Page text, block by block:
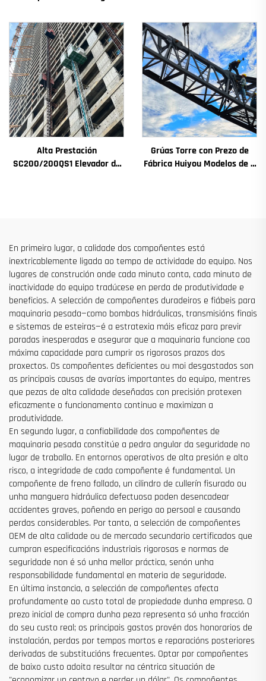
Cambios Motor de
Engranaxes Coxinetes
Principais
de Edificios e Pozo de
Ascensor para Alxeria
Alta Prestación
SC200/200QS1 Elevador de
Grúas Torre con Prezo de
Fábrica Huiyou Modelos de 4
En primeiro lugar, a calidade dos compoñentes está
inextricablemente ligada ao tempo de actividade do equipo. Nos
lugares de construción onde cada minuto conta, cada minuto de
inactividade do equipo tradúcese en perda de produtividade e
beneficios. A selección de compoñentes duradeiros e fiábeis para
maquinaria pesada—como bombas hidráulicas, transmisións finais
e sistemas de esteiras—é a estratexia máis eficaz para previr
paradas inesperadas e asegurar que a maquinaria funcione coa
máxima capacidade para cumprir os rigorosos prazos dos
proxectos. Os compoñentes deficientes ou moi desgastados son
as principais causas de avarías importantes do equipo, mentres
que pezas de alta calidade deseñadas con precisión protexen
eficazmente o funcionamento continuo e maximizan a
produtividade.
En segundo lugar, a confiabilidade dos compoñentes de
maquinaria pesada constitúe a pedra angular da seguridade no
lugar de traballo. En entornos operativos de alta presión e alto
risco, a integridade de cada compoñente é fundamental. Un
compoñente de freno fallado, un cilindro de cullerín fisurado ou
unha manguera hidráulica defectuosa poden desencadear
accidentes graves, poñendo en perigo ao persoal e causando
perdas considerables. Por tanto, a selección de compoñentes
OEM de alta calidade ou de mercado secundario certificados que
cumpran especificacións industriais rigorosas e normas de
seguridade non é só unha mellor práctica, senón unha
responsabilidade fundamental en materia de seguridade.
En última instancia, a selección de compoñentes afecta
profundamente ao custo total de propiedade dunha empresa. O
prezo inicial de compra dunha peza representa só unha fracción
do seu custo real; os principais gastos provén dos honorarios de
instalación, perdas por tempos mortos e reparacións posteriores
derivadas de substitucións frecuentes. Optar por compoñentes
de baixo custo adoita resultar na céntrica situación de